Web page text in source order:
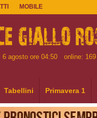
MOBILE
6 agosto ore 04:50 online: 169
Tabellini Primavera 1